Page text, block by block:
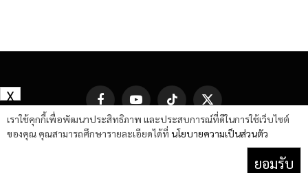
FacebookYouTube TikTok
X
(Twitter)
เราใช้คุกกี้เพื่อพัฒนาประสิทธิภาพ และประสบการณ์ที่ดีในการใช้เว็บไซต์
ของคุณ คุณสามารถศึกษารายละเอียดได้ที่ นโยบายความเป็นส่วนตัว
ยอมรับ
X